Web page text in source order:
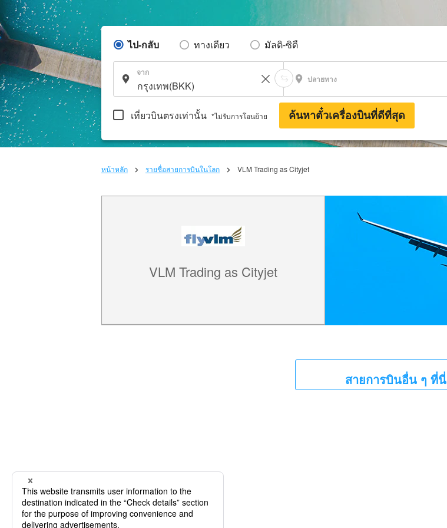
ไป-กลับ ทางเดียว มัลติ-ซิตี้
จาก
ปลายทาง
เที่ยวบินตรงเท่านั้น *ไม่รับการโอนย้าย ค้นหาตั๋วเครื่องบินที่ดีที่สุด
หน้าหลัก รายชื่อสายการบินในโลก VLM Trading as Cityjet
VLM Trading as Cityjet
สายการบินอื่น ๆ ที่นี่